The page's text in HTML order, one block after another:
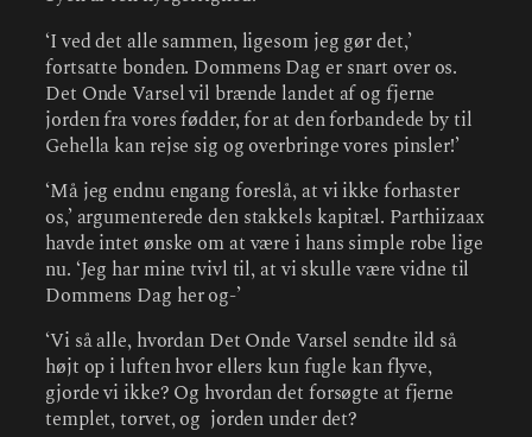
‘I ved det alle sammen, ligesom jeg gør det,’
fortsatte bonden. Dommens Dag er snart over os.
Det Onde Varsel vil brænde landet af og fjerne
jorden fra vores fødder, for at den forbandede by til
Gehella kan rejse sig og overbringe vores pinsler!’
‘Må jeg endnu engang foreslå, at vi ikke forhaster
os,’ argumenterede den stakkels kapitæl. Parthiizaax
havde intet ønske om at være i hans simple robe lige
nu. ‘Jeg har mine tvivl til, at vi skulle være vidne til
Dommens Dag her og-’
‘Vi så alle, hvordan Det Onde Varsel sendte ild så
højt op i luften hvor ellers kun fugle kan flyve,
gjorde vi ikke? Og hvordan det forsøgte at fjerne
templet, torvet, og jorden under det?